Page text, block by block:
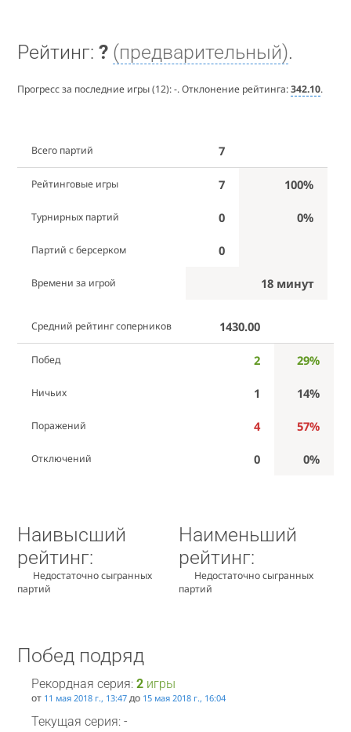
Рейтинг: ? (предварительный).
Прогресс за последние игры (12):-. Отклонение рейтинга:342.10.
Всего партий 7
Рейтинговые игры 7 100%
Турнирных партий 0 0%
Партий с берсерком 0
Времени за игрой 18 минут
Средний рейтинг соперников 1430.00
Побед 2 29%
Ничьих 1 14%
Поражений 4 57%
Отключений 0 0%
Наивысший
рейтинг:
Недостаточно сыгранных
партий
Наименьший
рейтинг:
Недостаточно сыгранных
партий
Побед подряд
Рекордная серия: 2игры
от 11 мая 2018 г., 13:47до 15 мая 2018 г., 16:04
Текущая серия: -